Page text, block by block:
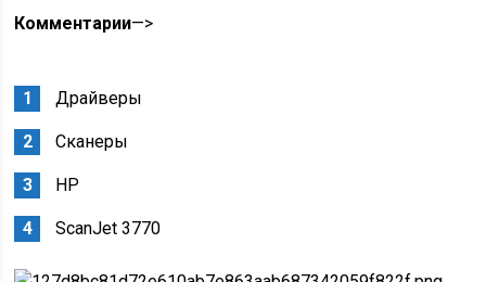
Комментарии—>
Драйверы
Сканеры
HP
ScanJet 3770